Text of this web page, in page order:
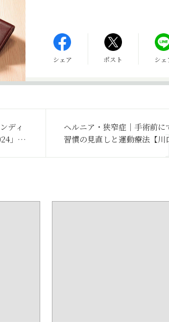
シェア ポスト シェ
ディ
」
ヘルニア・狭窄症｜手術前に
習慣の見直しと運動療法【川